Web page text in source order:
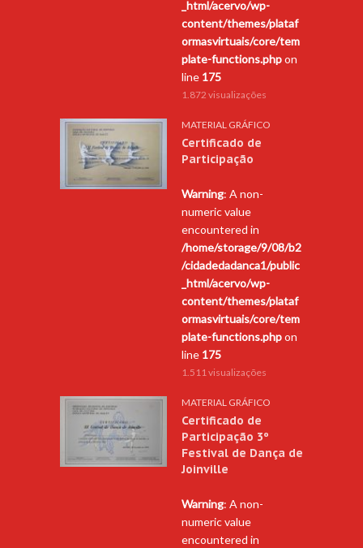
_html/acervo/wp-
content/themes/plataf
ormasvirtuais/core/tem
plate-functions.phpon
line 175
1.872 visualizações
MATERIAL GRÁFICO
Certificado de
Participação
Warning: A non-
numeric value
encountered in
/home/storage/9/08/b2
/cidadedadanca1/public
_html/acervo/wp-
content/themes/plataf
ormasvirtuais/core/tem
plate-functions.phpon
line 175
1.511 visualizações
MATERIAL GRÁFICO
Certificado de
Participação 3º
Festival de Dança de
Joinville
Warning: A non-
numeric value
encountered in